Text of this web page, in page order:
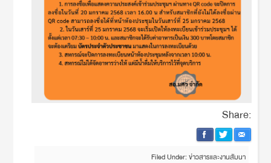
Share:
Filed Under:ข่าวสารและงานสัมนา